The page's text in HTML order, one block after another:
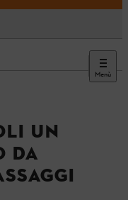
Menù
UN
DA